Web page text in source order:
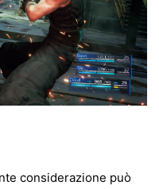
considerazione può